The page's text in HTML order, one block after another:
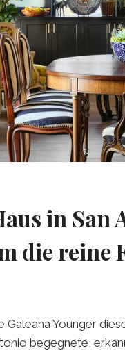
in San
die reine
Galeana Younger
begegnete,